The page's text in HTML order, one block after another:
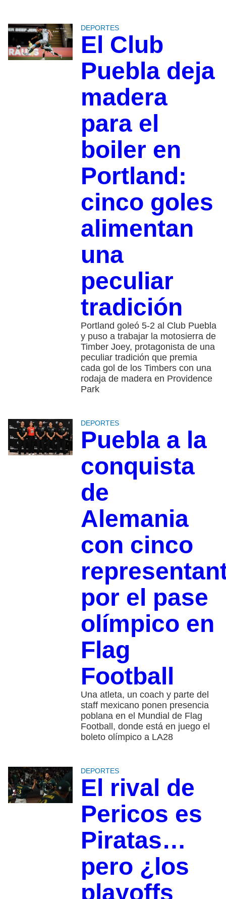
DEPORTES
El Club
Puebla deja
madera
para el
boiler en
Portland:
cinco goles
alimentan
una
peculiar
tradición
Portland goleó 5-2 al Club Puebla
y puso a trabajar la motosierra de
Timber Joey, protagonista de una
peculiar tradición que premia
cada gol de los Timbers con una
rodaja de madera en Providence
Park
DEPORTES
Puebla a la
conquista
de
Alemania
con cinco
por el pase
olímpico en
Flag
Football
Una atleta, un coach y parte del
staff mexicano ponen presencia
poblana en el Mundial de Flag
Football, donde está en juego el
boleto olímpico a LA28
DEPORTES
El rival de
Pericos es
Piratas…
pero ¿los
playoffs